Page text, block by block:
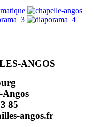
ANGOS
Angos
85
angos.fr